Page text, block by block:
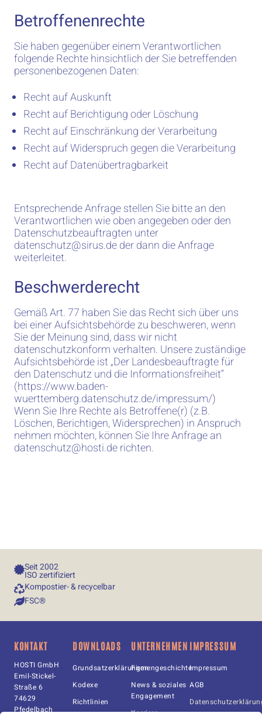
Betroffenenrechte
Sie haben gegenüber einem Verantwortlichen
folgende Rechte hinsichtlich der Sie betreffenden
personenbezogenen Daten:
Recht auf Auskunft
Recht auf Berichtigung oder Löschung
Recht auf Einschränkung der Verarbeitung
Recht auf Widerspruch gegen die Verarbeitung
Recht auf Datenübertragbarkeit
Entsprechende Anfrage stellen Sie bitte an den
Verantwortlichen wie oben angegeben oder den
Datenschutzbeauftragten unter
datenschutz@sirus.deder dann die Anfrage
weiterleitet.
Beschwerderecht
Gemäß Art. 77 haben Sie das Recht sich über uns
bei einer Aufsichtsbehörde zu beschweren, wenn
Sie der Meinung sind, dass wir nicht
datenschutzkonform verhalten. Unsere zuständige
Aufsichtsbehörde ist „Der Landesbeauftragte für
den Datenschutz und die Informationsfreiheit“
(https://www.baden-
wuerttemberg.datenschutz.de/impressum/)
Wenn Sie Ihre Rechte als Betroffene(r) (z.B.
Löschen, Berichtigen, Widersprechen) in Anspruch
nehmen möchten, können Sie Ihre Anfrage an
datenschutz@hosti.derichten.
ISO zertifiziert
Seit 2002
Kompostier- & recycelbar​
FSC®
KONTAKT
HOSTI GmbH
Emil-Stickel-
Straße 6
74629
Pfedelbach
DOWNLOADS
Grundsatzerklärungen
Kodexe
Richtlinien
UNTERNEHMEN
Firmengeschichte
News & soziales
Engagement
Karriere
IMPRESSUM
Impressum
AGB